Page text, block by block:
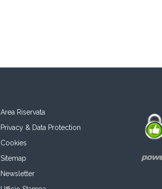
Area Riservata
Privacy & Data Protection
Cookies
Sitemap
Newsletter